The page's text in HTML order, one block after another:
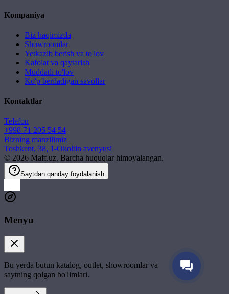
Kompaniya
Biz haqimizda
Showroomlar
Yetkazib berish va to'lov
Kafolat va qaytarish
Muddatli to'lov
Ko'p beriladigan savollar
Kontaktlar
Telefon
+998 71 205 54 54
Bizning manzilimiz
Toshkent, 38, 1-Okoltin avenyusi
© 2026 Maff.uz. Barcha huquqlar himoyalangan.
Saytdan qanday foydalanish
Menyu
Bu yerda butun katalog, outlet, showroomlar va
saytning qolgan bo'limlari.